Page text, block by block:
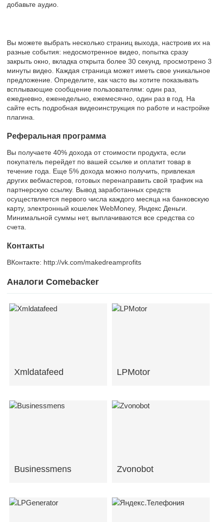
добавьте аудио.
Вы можете выбрать несколько страниц выхода, настроив их на
разные события: недосмотренное видео, попытка сразу
закрыть окно, вкладка открыта более 30 секунд, просмотрено 3
минуты видео. Каждая страница может иметь свое уникальное
предложение. Определите, как часто вы хотите показывать
всплывающие сообщение пользователям: один раз,
ежедневно, еженедельно, ежемесячно, один раз в год. На
сайте есть подробная видеоинструкция по работе и настройке
плагина.
Реферальная программа
Вы получаете 40% дохода от стоимости продукта, если
покупатель перейдет по вашей ссылке и оплатит товар в
течение года. Еще 5% дохода можно получить, привлекая
других вебмастеров, готовых перенаправить свой трафик на
партнерскую ссылку. Вывод заработанных средств
осуществляется первого числа каждого месяца на банковскую
карту, электронный кошелек WebMoney, Яндекс Деньги.
Минимальной суммы нет, выплачиваются все средства со
счета.
Контакты
ВКонтакте: http://vk.com/makedreamprofits
Аналоги Comebacker
Xmldatafeed LPMotor
Businessmens Zvonobot